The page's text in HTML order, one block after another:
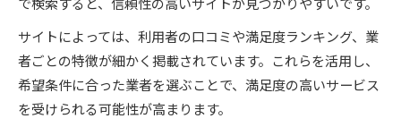
サイトによっては、利用者の口コミや満足度ランキング、業
者ごとの特徴が細かく掲載されています。これらを活用し、
希望条件に合った業者を選ぶことで、満足度の高いサービス
を受けられる可能性が高まります。